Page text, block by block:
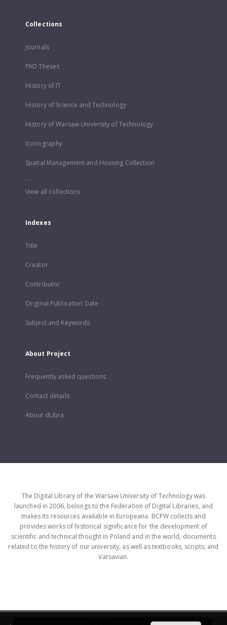
Collections
Journals
PhD Theses
History of IT
History of Science and Technology
History of Warsaw University of Technology
Iconography
Spatial Management and Housing Collection
...
View all collections
Indexes
Title
Creator
Contributor
Original Publication Date
Subject and Keywords
About Project
Frequently asked questions
Contact details
About dLibra
The Digital Library of the Warsaw University of Technology was
launched in 2006, belongs to the Federation of Digital Libraries, and
makes its resources available in Europeana. BCPW collects and
provides works of historical significance for the development of
scientific and technical thought in Poland and in the world, documents
related to the history of our university, as well as textbooks, scripts, and
Varsavian.